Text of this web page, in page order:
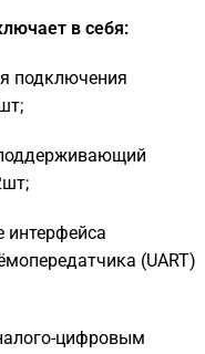
в себя:
подключения
(UART)
цифровым